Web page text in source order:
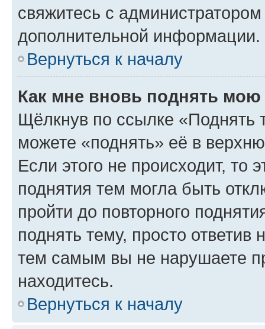
свяжитесь с
дополнительной информации.
Вернуться к началу
Как мне вновь поднять мою
Щёлкнув по ссылке «Поднять
можете «поднять» её в
Если этого не происходит, то
поднятия тем могла быть
пройти до повторного
поднять тему, просто ответив
тем самым вы не нарушаете
находитесь.
Вернуться к началу